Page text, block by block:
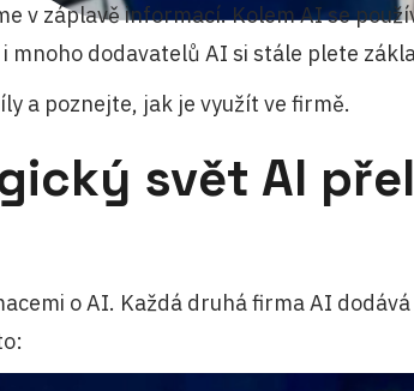
v záplavě informací. Kolem AI se
mnoho dodavatelů AI si stále plete
a poznejte, jak je využít ve firmě.
svět AI
o AI. Každá druhá firma AI